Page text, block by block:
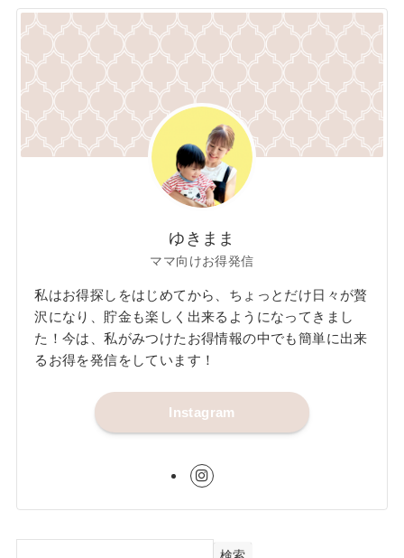
ゆきまま
ママ向けお得発信
私はお得探しをはじめてから、ちょっとだけ日々が贅
沢になり、貯金も楽しく出来るようになってきまし
た！今は、私がみつけたお得情報の中でも簡単に出来
るお得を発信をしています！
Instagram